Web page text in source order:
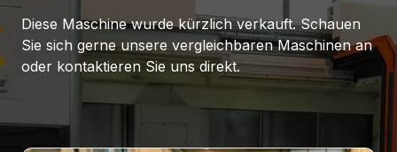
Diese Maschine wurde kürzlich verkauft. Schauen
Sie sich gerne unsere vergleichbaren Maschinen an
oder kontaktieren Sie uns direkt.